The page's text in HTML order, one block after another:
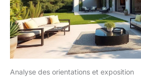
Analyse des orientations et exposition